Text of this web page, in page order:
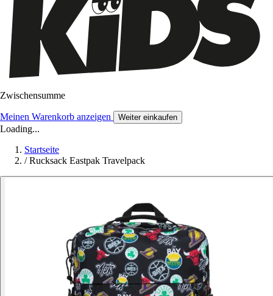
Zwischensumme
Meinen Warenkorb anzeigen Weiter einkaufen
Loading...
Startseite
/ Rucksack Eastpak Travelpack